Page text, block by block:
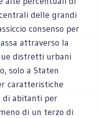
delle grandi
consenso per
attraverso la
distretti urbani
solo a Staten
caratteristiche
di abitanti per
di un terzo di